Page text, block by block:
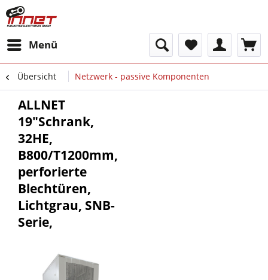
Menü
Übersicht Netzwerk - passive Komponenten
ALLNET
19"Schrank,
32HE,
B800/T1200mm,
perforierte
Blechtüren,
Lichtgrau, SNB-
Serie,